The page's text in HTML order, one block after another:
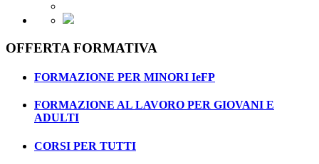
OFFERTA FORMATIVA
FORMAZIONE PER MINORI IeFP
FORMAZIONE AL LAVORO PER GIOVANI E
ADULTI
CORSI PER TUTTI